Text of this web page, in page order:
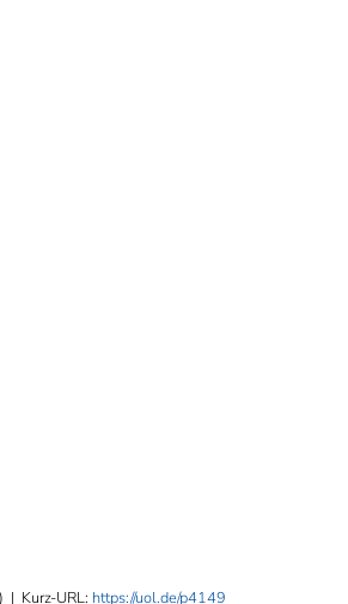
| Kurz-URL: https://uol.de/p4149